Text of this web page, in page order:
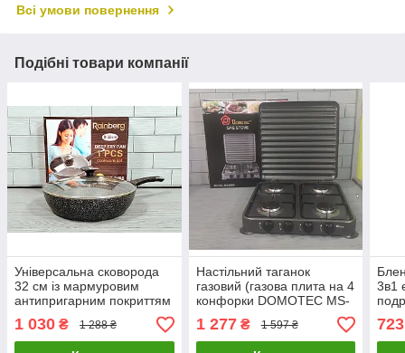
Всі умови повернення
Подібні товари компанії
Універсальна сковорода
32 см із мармуровим
антипригарним покриттям
Rainberg RB-2496 /
Сковорода для всіх плит
1 030 ₴ 1 288 ₴
Настільний таганок
газовий (газова плита на 4
конфорки DOMOTEC MS-
6604-Gray
1 277₴ 1 597 ₴
3в1
500
723